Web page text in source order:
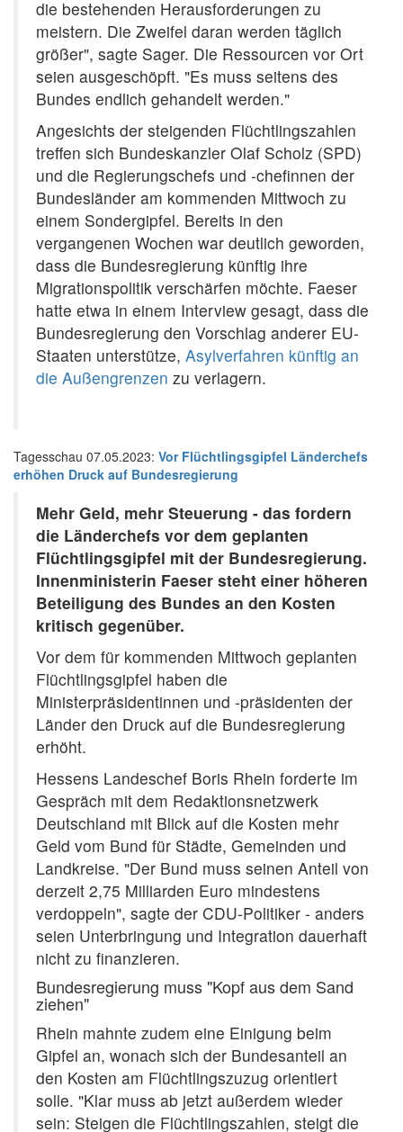
die bestehenden Herausforderungen zu
meistern. Die Zweifel daran werden täglich
größer", sagte Sager. Die Ressourcen vor Ort
seien ausgeschöpft. "Es muss seitens des
Bundes endlich gehandelt werden."
Angesichts der steigenden Flüchtlingszahlen
treffen sich Bundeskanzler Olaf Scholz (SPD)
und die Regierungschefs und -chefinnen der
Bundesländer am kommenden Mittwoch zu
einem Sondergipfel. Bereits in den
vergangenen Wochen war deutlich geworden,
dass die Bundesregierung künftig ihre
Migrationspolitik verschärfen möchte. Faeser
hatte etwa in einem Interview gesagt, dass die
Bundesregierung den Vorschlag anderer EU-
Staaten unterstütze, Asylverfahren künftig an
die Außengrenzen zu verlagern.
Tagesschau 07.05.2023: Vor Flüchtlingsgipfel Länderchefs
erhöhen Druck auf Bundesregierung
Mehr Geld, mehr Steuerung - das fordern
die Länderchefs vor dem geplanten
Flüchtlingsgipfel mit der Bundesregierung.
Innenministerin Faeser steht einer höheren
Beteiligung des Bundes an den Kosten
kritisch gegenüber.
Vor dem für kommenden Mittwoch geplanten
Flüchtlingsgipfel haben die
Ministerpräsidentinnen und -präsidenten der
Länder den Druck auf die Bundesregierung
erhöht.
Hessens Landeschef Boris Rhein forderte im
Gespräch mit dem Redaktionsnetzwerk
Deutschland mit Blick auf die Kosten mehr
Geld vom Bund für Städte, Gemeinden und
Landkreise. "Der Bund muss seinen Anteil von
derzeit 2,75 Milliarden Euro mindestens
verdoppeln", sagte der CDU-Politiker - anders
seien Unterbringung und Integration dauerhaft
nicht zu finanzieren.
Bundesregierung muss "Kopf aus dem Sand
ziehen"
Rhein mahnte zudem eine Einigung beim
Gipfel an, wonach sich der Bundesanteil an
den Kosten am Flüchtlingszuzug orientiert
solle. "Klar muss ab jetzt außerdem wieder
sein: Steigen die Flüchtlingszahlen, steigt die